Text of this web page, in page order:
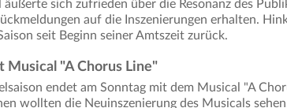
sich zufrieden über die Resonanz des
auf die Inszenierungen erhalten.
seit Beginn seiner Amtszeit zurück.
Musical "A Chorus Line"
endet am Sonntag mit dem Musical "A
wollten die Neuinszenierung des Musicals